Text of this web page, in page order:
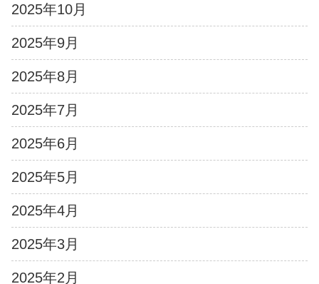
2025年10月
2025年9月
2025年8月
2025年7月
2025年6月
2025年5月
2025年4月
2025年3月
2025年2月